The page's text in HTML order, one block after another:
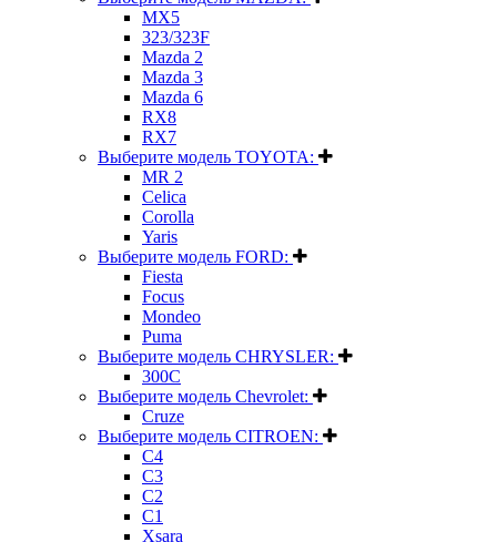
MX5
323/323F
Mazda 2
Mazda 3
Mazda 6
RX8
RX7
Выберите модель TOYOTA:
MR 2
Celica
Corolla
Yaris
Выберите модель FORD:
Fiesta
Focus
Mondeo
Puma
Выберите модель CHRYSLER:
300C
Выберите модель Chevrolet:
Cruze
Выберите модель CITROEN:
C4
C3
C2
C1
Xsara